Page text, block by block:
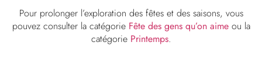
Pour prolonger l’exploration des fêtes et des saisons, vous
pouvez consulter la catégorie Fête des gens qu’on aimeou la
catégorie Printemps.